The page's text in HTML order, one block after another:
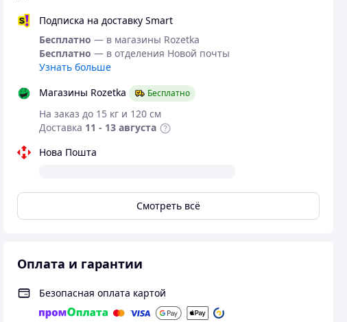
Подписка на доставку Smart
Бесплатно — в магазины Rozetka
Бесплатно — в отделения Новой почты
Узнать больше
Магазины Rozetka
Бесплатно
На заказ до 15 кг и 120 см
Доставка 11 - 13 августа
Нова Пошта
Смотреть всё
Оплата и гарантии
Безопасная оплата картой